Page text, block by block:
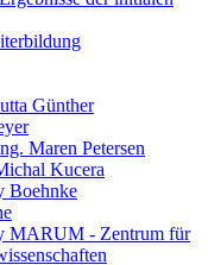
Günther
Maren Petersen
Kucera
Boehnke
MARUM - Zentrum für